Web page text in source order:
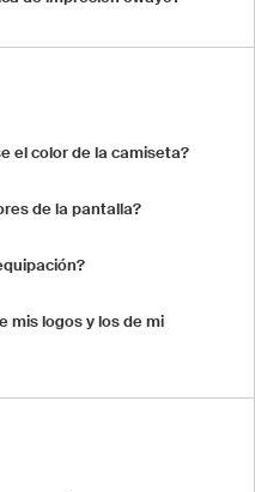
el color de la camiseta?
de la pantalla?
mis logos y los de mi